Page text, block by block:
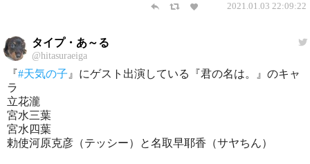
2021.01.03 22:09:22
タイプ・あ～る
@hitasuraeiga
『#天気の子 』にゲスト出演している『君の名は。』のキャ
ラ
立花瀧
宮水三葉
宮水四葉
勅使河原克彦（テッシー）と名取早耶香（サヤちん）